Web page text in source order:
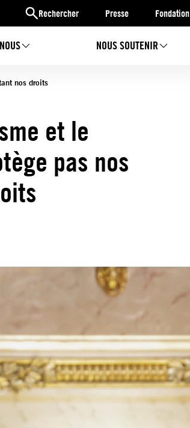
Rechercher Presse Fondation
NOUS SOUTENIR
nos droits
et le
pas nos